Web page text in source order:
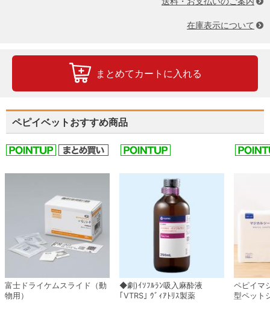
在庫表示について
まとめてカートに入れる
ペピイベットおすすめ商品
富士ドライケムスライド（動
物用）
◆劇)ｲｿﾌﾙﾗﾝ吸入麻酔液
｢VTRS｣ ｳﾞｨｱﾄﾘｽ製薬
ペピイマ
型ペット